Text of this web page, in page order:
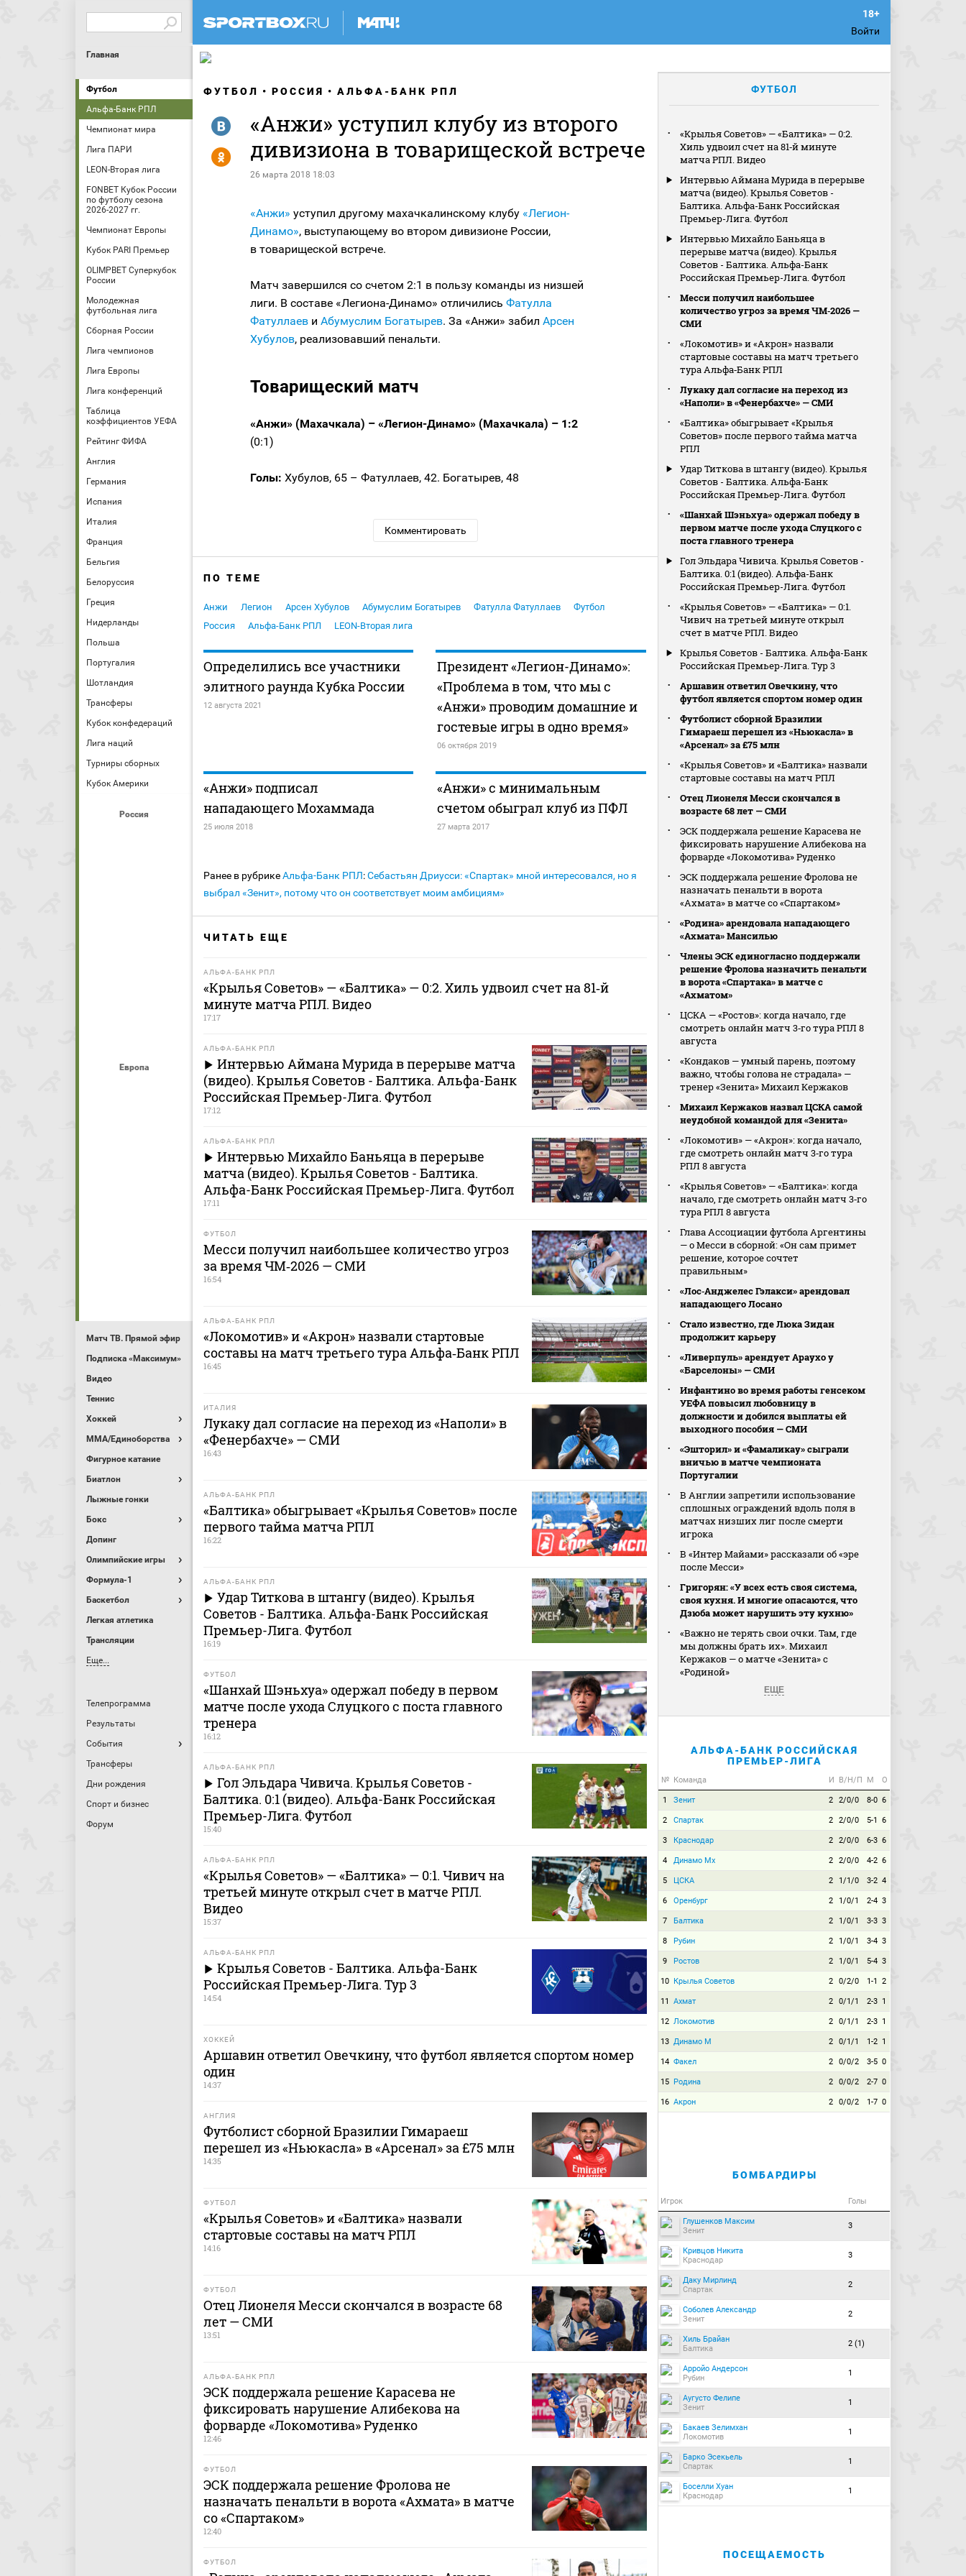
Войти
Главная
Футбол
Альфа-Банк РПЛ
Чемпионат мира
Лига ПАРИ
LEON-Вторая лига
FONBET Кубок России
по футболу сезона
2026-2027 гг.
Чемпионат Европы
Кубок PARI Премьер
OLIMPBET Суперкубок
России
Молодежная
футбольная лига
Сборная России
Лига чемпионов
Лига Европы
Лига конференций
Таблица
коэффициентов УЕФА
Рейтинг ФИФА
Англия
Германия
Испания
Италия
Франция
Бельгия
Белоруссия
Греция
Нидерланды
Польша
Португалия
Шотландия
Трансферы
Кубок конфедераций
Лига наций
Турниры сборных
Кубок Америки
Россия
Европа
Матч ТВ. Прямой эфир
Подписка «Максимум»
Видео
Теннис
Хоккей
MMA/Единоборства
Фигурное катание
Биатлон
Лыжные гонки
Бокс
Допинг
Олимпийские игры
Формула-1
Баскетбол
Легкая атлетика
Трансляции
Еще...
Телепрограмма
Результаты
События
Трансферы
Дни рождения
Спорт и бизнес
Форум
ФУТБОЛ РОССИЯ АЛЬФА-БАНК РПЛ
«Анжи» уступил клубу из второго
дивизиона в товарищеской встрече
26 марта 2018 18:03
R
Y
«Анжи» уступил другому махачкалинскому клубу «Легион-
Динамо», выступающему во втором дивизионе России,
в товарищеской встрече.
Матч завершился со счетом 2:1 в пользу команды из низшей
лиги. В составе «Легиона-Динамо» отличились Фатулла
Фатуллаев и Абумуслим Богатырев. За «Анжи» забил Арсен
Хубулов, реализовавший пенальти.
Товарищеский матч
«Анжи» (Махачкала) – «Легион-Динамо» (Махачкала) – 1:2
(0:1)
Голы: Хубулов, 65 – Фатуллаев, 42. Богатырев, 48
Комментировать
ПО ТЕМЕ
Анжи Легион Арсен Хубулов Абумуслим Богатырев Фатулла Фатуллаев
Футбол
Россия
Альфа-Банк РПЛ LEON-Вторая лига
Определились все участники
элитного раунда Кубка России
12 августа 2021
Президент «Легион-Динамо»:
«Проблема в том, что мы с
«Анжи» проводим домашние и
гостевые игры в одно время»
06 октября 2019
«Анжи» подписал
нападающего Мохаммада
25 июля 2018
«Анжи» с минимальным
счетом обыграл клуб из ПФЛ
27 марта 2017
Ранее в рубрикеАльфа-Банк РПЛ:Себастьян Дриусси: «Спартак» мной интересовался, но я
выбрал «Зенит», потому что он соответствует моим амбициям»
ЧИТАТЬ ЕЩЕ
АЛЬФА-БАНК РПЛ
«Крылья Советов» — «Балтика» — 0:2. Хиль удвоил счет на 81‑й
минуте матча РПЛ. Видео
17:17
АЛЬФА-БАНК РПЛ
Интервью Аймана Мурида в перерыве матча
(видео). Крылья Советов - Балтика. Альфа-Банк
Российская Премьер-Лига. Футбол
17:12
АЛЬФА-БАНК РПЛ
Интервью Михайло Баньяца в перерыве
матча (видео). Крылья Советов - Балтика.
Альфа-Банк Российская Премьер-Лига. Футбол
17:11
ФУТБОЛ
Месси получил наибольшее количество угроз
за время ЧМ‑2026 — СМИ
16:54
АЛЬФА-БАНК РПЛ
«Локомотив» и «Акрон» назвали стартовые
составы на матч третьего тура Альфа‑Банк РПЛ
16:45
ИТАЛИЯ
Лукаку дал согласие на переход из «Наполи» в
«Фенербахче» — СМИ
16:43
АЛЬФА-БАНК РПЛ
«Балтика» обыгрывает «Крылья Советов» после
первого тайма матча РПЛ
16:22
АЛЬФА-БАНК РПЛ
Удар Титкова в штангу (видео). Крылья
Советов - Балтика. Альфа-Банк Российская
Премьер-Лига. Футбол
16:19
ФУТБОЛ
«Шанхай Шэньхуа» одержал победу в первом
матче после ухода Слуцкого с поста главного
тренера
16:12
АЛЬФА-БАНК РПЛ
Гол Эльдара Чивича. Крылья Советов -
Балтика. 0:1 (видео). Альфа-Банк Российская
Премьер-Лига. Футбол
15:40
АЛЬФА-БАНК РПЛ
«Крылья Советов» — «Балтика» — 0:1. Чивич на
третьей минуте открыл счет в матче РПЛ.
Видео
15:37
АЛЬФА-БАНК РПЛ
Крылья Советов - Балтика. Альфа-Банк
Российская Премьер-Лига. Тур 3
14:54
ХОККЕЙ
Аршавин ответил Овечкину, что футбол является спортом номер
один
14:37
АНГЛИЯ
Футболист сборной Бразилии Гимараеш
перешел из «Ньюкасла» в «Арсенал» за £75 млн
14:35
ФУТБОЛ
«Крылья Советов» и «Балтика» назвали
стартовые составы на матч РПЛ
14:16
ФУТБОЛ
Отец Лионеля Месси скончался в возрасте 68
лет — СМИ
13:51
АЛЬФА-БАНК РПЛ
ЭСК поддержала решение Карасева не
фиксировать нарушение Алибекова на
форварде «Локомотива» Руденко
12:46
ФУТБОЛ
ЭСК поддержала решение Фролова не
назначать пенальти в ворота «Ахмата» в матче
со «Спартаком»
12:40
ФУТБОЛ
ФУТБОЛ
«Крылья Советов» — «Балтика» — 0:2.
Хиль удвоил счет на 81‑й минуте
матча РПЛ. Видео
Интервью Аймана Мурида в перерыве
матча (видео). Крылья Советов -
Балтика. Альфа-Банк Российская
Премьер-Лига. Футбол
Интервью Михайло Баньяца в
перерыве матча (видео). Крылья
Советов - Балтика. Альфа-Банк
Российская Премьер-Лига. Футбол
Месси получил наибольшее
количество угроз за время ЧМ‑2026 —
СМИ
«Локомотив» и «Акрон» назвали
стартовые составы на матч третьего
тура Альфа‑Банк РПЛ
Лукаку дал согласие на переход из
«Наполи» в «Фенербахче» — СМИ
«Балтика» обыгрывает «Крылья
Советов» после первого тайма матча
РПЛ
Удар Титкова в штангу (видео). Крылья
Советов - Балтика. Альфа-Банк
Российская Премьер-Лига. Футбол
«Шанхай Шэньхуа» одержал победу в
первом матче после ухода Слуцкого с
поста главного тренера
Гол Эльдара Чивича. Крылья Советов -
Балтика. 0:1 (видео). Альфа-Банк
Российская Премьер-Лига. Футбол
«Крылья Советов» — «Балтика» — 0:1.
Чивич на третьей минуте открыл
счет в матче РПЛ. Видео
Крылья Советов - Балтика. Альфа-Банк
Российская Премьер-Лига. Тур 3
Аршавин ответил Овечкину, что
футбол является спортом номер один
Футболист сборной Бразилии
Гимараеш перешел из «Ньюкасла» в
«Арсенал» за £75 млн
«Крылья Советов» и «Балтика» назвали
стартовые составы на матч РПЛ
Отец Лионеля Месси скончался в
возрасте 68 лет — СМИ
ЭСК поддержала решение Карасева не
фиксировать нарушение Алибекова на
форварде «Локомотива» Руденко
ЭСК поддержала решение Фролова не
назначать пенальти в ворота
«Ахмата» в матче со «Спартаком»
«Родина» арендовала нападающего
«Ахмата» Мансилью
Члены ЭСК единогласно поддержали
решение Фролова назначить пенальти
в ворота «Спартака» в матче с
«Ахматом»
ЦСКА — «Ростов»: когда начало, где
смотреть онлайн матч 3‑го тура РПЛ 8
августа
«Кондаков — умный парень, поэтому
важно, чтобы голова не страдала» —
тренер «Зенита» Михаил Кержаков
Михаил Кержаков назвал ЦСКА самой
неудобной командой для «Зенита»
«Локомотив» — «Акрон»: когда начало,
где смотреть онлайн матч 3‑го тура
РПЛ 8 августа
«Крылья Советов» — «Балтика»: когда
начало, где смотреть онлайн матч 3‑го
тура РПЛ 8 августа
Глава Ассоциации футбола Аргентины
— о Месси в сборной: «Он сам примет
решение, которое сочтет
правильным»
«Лос‑Анджелес Гэлакси» арендовал
нападающего Лосано
Стало известно, где Люка Зидан
продолжит карьеру
«Ливерпуль» арендует Араухо у
«Барселоны» — СМИ
Инфантино во время работы генсеком
УЕФА повысил любовницу в
должности и добился выплаты ей
выходного пособия — СМИ
«Эшторил» и «Фамаликау» сыграли
вничью в матче чемпионата
Португалии
В Англии запретили использование
сплошных ограждений вдоль поля в
матчах низших лиг после смерти
игрока
В «Интер Майами» рассказали об «эре
после Месси»
Григорян: «У всех есть своя система,
своя кухня. И многие опасаются, что
Дзюба может нарушить эту кухню»
«Важно не терять свои очки. Там, где
мы должны брать их». Михаил
Кержаков — о матче «Зенита» с
«Родиной»
ЕЩЕ
АЛЬФА-БАНК РОССИЙСКАЯ
ПРЕМЬЕР-ЛИГА
№ Команда И В/Н/П М О
1 Зенит 2 2/0/0 8-0 6
2 Спартак 2 2/0/0 5-1 6
3 Краснодар 2 2/0/0 6-3 6
4 Динамо Мх 2 2/0/0 4-2 6
5 ЦСКА 2 1/1/0 3-2 4
6 Оренбург 2 1/0/1 2-4 3
7 Балтика 2 1/0/1 3-3 3
8 Рубин 2 1/0/1 3-4 3
9 Ростов 2 1/0/1 5-4 3
10 Крылья Советов 2 0/2/0 1-1 2
11 Ахмат 2 0/1/1 2-3 1
12 Локомотив 2 0/1/1 2-3 1
13 Динамо М 2 0/1/1 1-2 1
14 Факел 2 0/0/2 3-5 0
15 Родина 2 0/0/2 2-7 0
16 Акрон 2 0/0/2 1-7 0
БОМБАРДИРЫ
Игрок Голы
Глушенков Максим
Зенит
3
Кривцов Никита
Краснодар
3
Даку Мирлинд
Спартак
2
Соболев Александр
Зенит
2
Хиль Брайан
Балтика
2 (1)
Арройо Андерсон
Рубин
1
Аугусто Фелипе
Зенит
1
Бакаев Зелимхан
Локомотив
1
Барко Эсекьель
Спартак
1
Боселли Хуан
Краснодар
1
ПОСЕЩАЕМОСТЬ